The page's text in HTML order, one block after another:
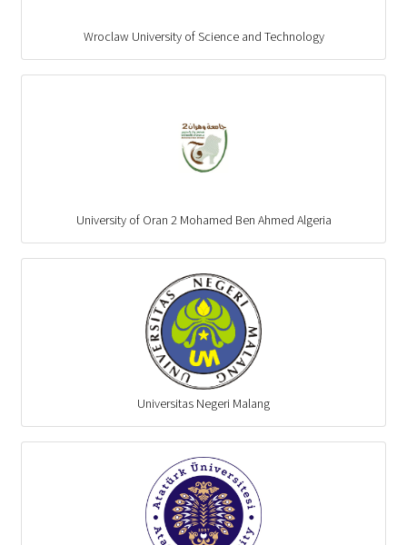
Wroclaw University of Science and Technology
University of Oran 2 Mohamed Ben Ahmed Algeria
Universitas Negeri Malang